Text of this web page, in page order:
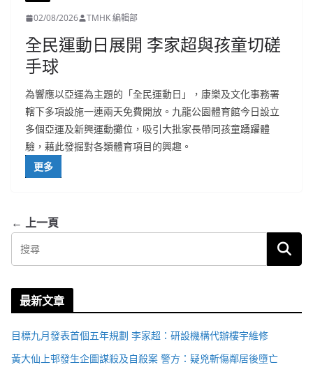
02/08/2026 TMHK 編輯部
全民運動日展開 李家超與孩童切磋
手球
為響應以亞運為主題的「全民運動日」，康樂及文化事務署
轄下多項設施一連兩天免費開放。九龍公園體育館今日設立
多個亞運及新興運動攤位，吸引大批家長帶同孩童踴躍體
驗，藉此發掘對各類體育項目的興趣。
更多
← 上一頁
最新文章
目標九月發表首個五年規劃 李家超：研設機構代辦樓宇維修
黃大仙上邨發生企圖謀殺及自殺案 警方：疑兇斬傷鄰居後墮亡